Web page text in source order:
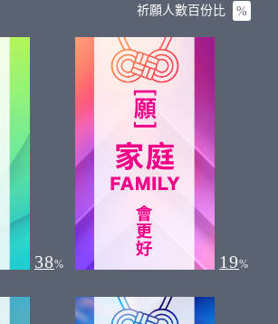
祈願人數百份比 %
38% 19%